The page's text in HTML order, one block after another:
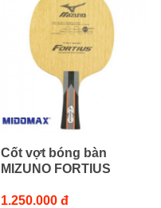
Cốt vợt bóng bàn
MIZUNO FORTIUS
1.250.000 đ